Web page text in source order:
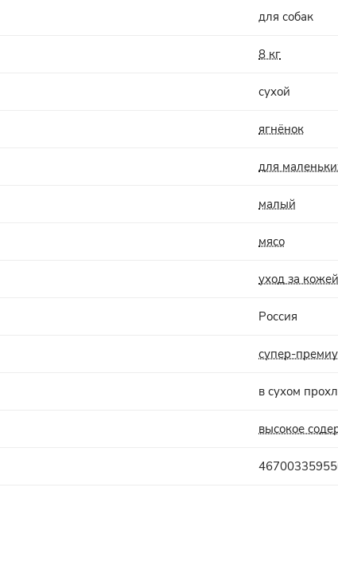
для собак
8 кг
сухой
ягнёнок
для
малый
мясо
уход за
Россия
супер-
в сухом
высокое